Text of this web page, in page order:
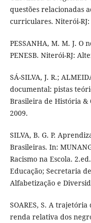
questões relacionadas
curriculares. Niterói-
PESSANHA, M. M. J.
PENESB. Niterói-RJ:
SÁ-SILVA, J. R.;
documental: pistas
Brasileira de História &
2009.
SILVA, B. G. P.
Brasileiras. In:
Racismo na Escola.
Educação; Secretaria
Alfabetização e
SOARES, S. A
renda relativa dos